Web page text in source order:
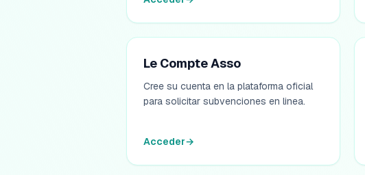
Le Compte Asso
Cree su cuenta en la plataforma oficial
para solicitar subvenciones en linea.
Acceder→